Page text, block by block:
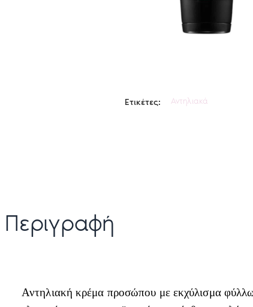
Ετικέτες: Αντηλιακά
Περιγραφή
Αντηλιακή κρέμα προσώπου με εκχύλισμα